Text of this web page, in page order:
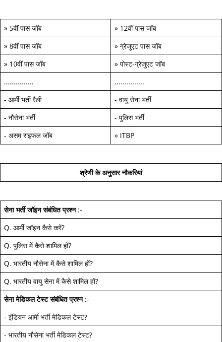
» 5वीं पास जॉब » 12वीं पास जॉब
» 8वीं पास जॉब » ग्रेजुएट पास जॉब
» 10वीं पास जॉब » पोस्ट-ग्रेजुएट जॉब
...............
...............
- आर्मी भर्ती रैली - वायु सेना भर्ती
- नौसेना भर्ती - पुलिस भर्ती
- असम राइफल जॉब » ITBP
श्रेणी के अनुसार नौकरियां
सेना भर्ती जॉइन संबंधित प्रश्न:-
Q. आर्मी जॉइन कैसे करें?
Q. पुलिस में कैसे शामिल हों?
Q. भारतीय नौसेना में कैसे शामिल हों?
Q. भारतीय वायु सेना में कैसे शामिल हों?
सेना मेडिकल टेस्ट संबंधित प्रश्न:-
- इंडियन आर्मी भर्ती मेडिकल टेस्ट?
- भारतीय नौसेना भर्ती मेडिकल टेस्ट?